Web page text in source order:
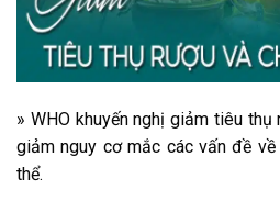
» WHO khuyến nghị giảm tiêu
giảm nguy cơ mắc các vấn đề
thể.